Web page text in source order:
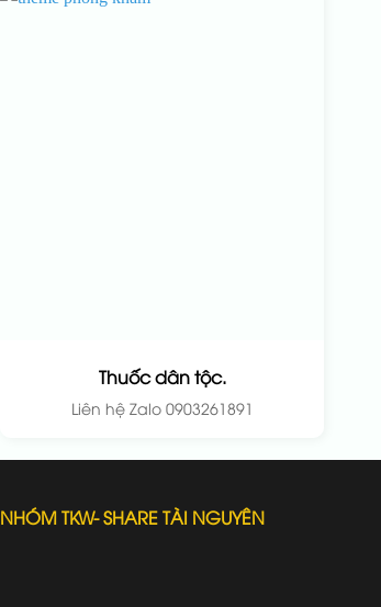
Thuốc dân tộc.
Liên hệ Zalo 0903261891
NHÓM TKW- SHARE TÀI NGUYÊN